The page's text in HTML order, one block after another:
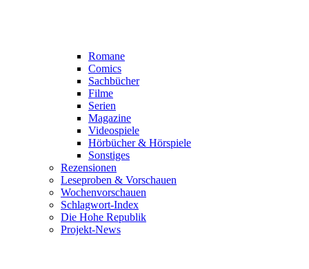
Romane
Comics
Sachbücher
Filme
Serien
Magazine
Videospiele
Hörbücher & Hörspiele
Sonstiges
Rezensionen
Leseproben & Vorschauen
Wochenvorschauen
Schlagwort-Index
Die Hohe Republik
Projekt-News